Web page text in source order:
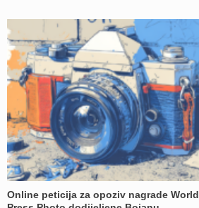
Online peticija za opoziv nagrade World